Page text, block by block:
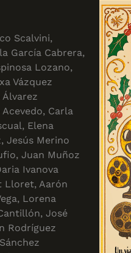
Scalvini,
García Cabrera,
Lozano,
Vázquez
Álvarez
Carla
Elena
Jesús Merino
Juan Muñoz
Ivanova
Lloret, Aarón
Lorena
José
Rodríguez